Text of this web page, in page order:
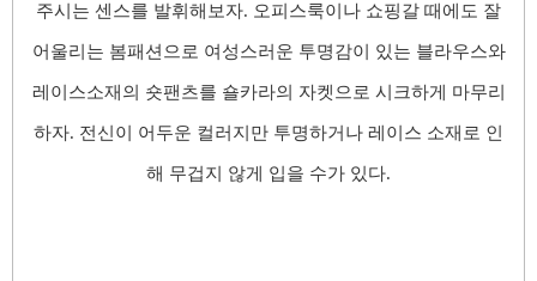
주시는 센스를 발휘해보자. 오피스룩이나 쇼핑갈 때에도 잘
어울리는 봄패션으로 여성스러운 투명감이 있는 블라우스와
레이스소재의 숏팬츠를 숄카라의 자켓으로 시크하게 마무리
하자. 전신이 어두운 컬러지만 투명하거나 레이스 소재로 인
해 무겁지 않게 입을 수가 있다.